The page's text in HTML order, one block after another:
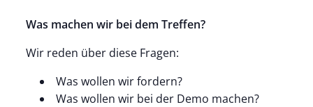
Was machen wir bei dem Treffen?
Wir reden über diese Fragen:
Was wollen wir fordern?
Was wollen wir bei der Demo machen?